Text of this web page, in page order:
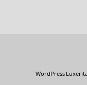
WordPress